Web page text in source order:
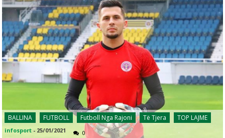
BALLINA FUTBOLL Futboll Nga Rajoni Të Tjera TOP LAJME
infosport - 25/01/2021 0